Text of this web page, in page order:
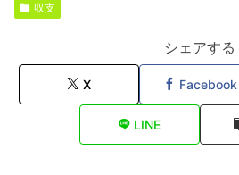
収支
シェアする
X Facebook
LINE